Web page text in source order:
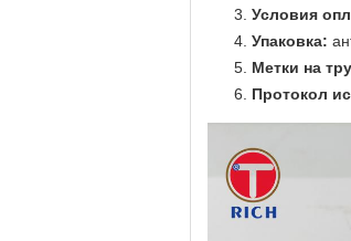
Условия
Упаковка:
Метки на
Протокол